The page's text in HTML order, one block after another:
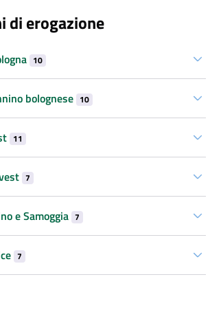
di erogazione
10
bolognese 10
11
7
e Samoggia 7
7